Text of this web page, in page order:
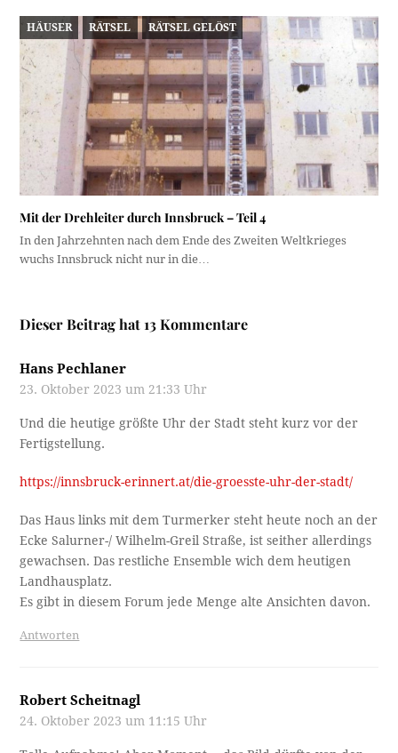
HÄUSER RÄTSEL RÄTSEL GELÖST
Mit der Drehleiter durch Innsbruck – Teil 4
In den Jahrzehnten nach dem Ende des Zweiten Weltkrieges
wuchs Innsbruck nicht nur in die…
Dieser Beitrag hat 13 Kommentare
Hans Pechlaner
23. Oktober 2023 um 21:33 Uhr
Und die heutige größte Uhr der Stadt steht kurz vor der
Fertigstellung.
https://innsbruck-erinnert.at/die-groesste-uhr-der-stadt/
Das Haus links mit dem Turmerker steht heute noch an der
Ecke Salurner-/ Wilhelm-Greil Straße, ist seither allerdings
gewachsen. Das restliche Ensemble wich dem heutigen
Landhausplatz.
Es gibt in diesem Forum jede Menge alte Ansichten davon.
Antworten
Robert Scheitnagl
24. Oktober 2023 um 11:15 Uhr